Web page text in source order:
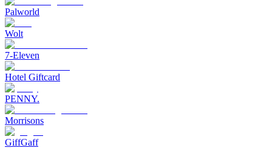
Palworld
Wolt
7-Eleven
Hotel Giftcard
PENNY.
Morrisons
GiffGaff